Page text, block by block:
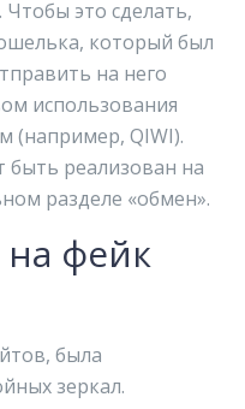
Чтобы это сделать,
который был
на него
использования
(например, QIWI).
реализован на
разделе «обмен».
на фейк
была
зеркал.